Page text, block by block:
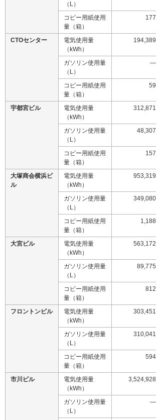
（L）
コピー用紙使用
量（箱）
177
CTOセンター
電気使用量
（kWh）
194,389
ガソリン使用量
（L）
―
コピー用紙使用
量（箱）
59
宇都宮ビル
電気使用量
（kWh）
312,871
ガソリン使用量
（L）
48,307
コピー用紙使用
量（箱）
157
大塚商会横浜ビ
ル
電気使用量
（kWh）
953,319
ガソリン使用量
（L）
349,080
コピー用紙使用
量（箱）
1,188
大宮ビル
電気使用量
（kWh）
563,172
ガソリン使用量
（L）
89,775
コピー用紙使用
量（箱）
812
フロントンビル
電気使用量
（kWh）
303,451
ガソリン使用量
（L）
310,041
コピー用紙使用
量（箱）
594
市川ビル
電気使用量
（kWh）
3,524,928
ガソリン使用量
（L）
―